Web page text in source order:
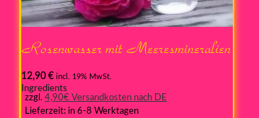
Rosenwasser mit Meeresmineralien
12,90 € incl. 19% MwSt.
Ingredients
zzgl. 4,90€ Versandkosten nach DE
Lieferzeit: in 6-8 Werktagen